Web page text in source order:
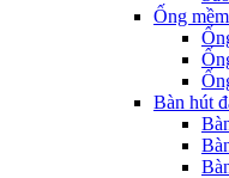
Ống
Bàn hút